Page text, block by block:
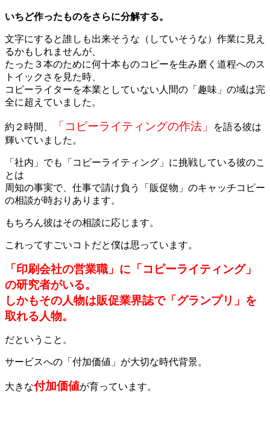
いちど作ったものをさらに分解する。
文字にすると誰しも出来そうな（していそうな）作業に見え
るかもしれませんが、
たった３本のために何十本ものコピーを生み磨く道程へのス
トイックさを見た時、
コピーライターを本業としていない人間の「趣味」の域は完
全に超えていました。
約２時間、 「コピーライティングの作法」
を語る彼は
輝いていました。
「社内」でも「コピーライティング」に挑戦している彼のこ
とは
周知の事実で、仕事で請け負う「販促物」のキャッチコピー
の相談が時おりあります。
もちろん彼はその相談に応じます。
これってすごいコトだと僕は思っています。
「印刷会社の営業職」に「コピーライティング」
の研究者がいる。
しかもその人物は販促業界誌で「グランプリ」を
取れる人物。
だということ。
サービスへの「付加価値」が大切な時代背景。
大きな付加価値が育っています。